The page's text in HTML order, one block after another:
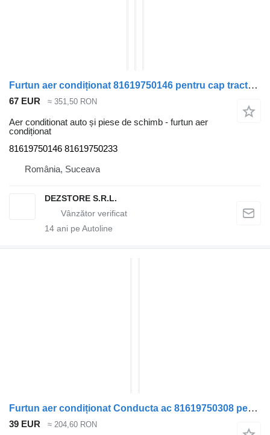
Furtun aer condiționat 81619750146 pentru cap tractor MAN TGA
67 EUR ≈ 351,50 RON
Aer conditionat auto și piese de schimb - furtun aer
condiționat
81619750146 81619750233
România, Suceava
DEZSTORE S.R.L.
14 ani pe Autoline
Furtun aer condiționat Conducta ac 81619750308 pentru cap tractor MAN TGS
39 EUR ≈ 204,60 RON